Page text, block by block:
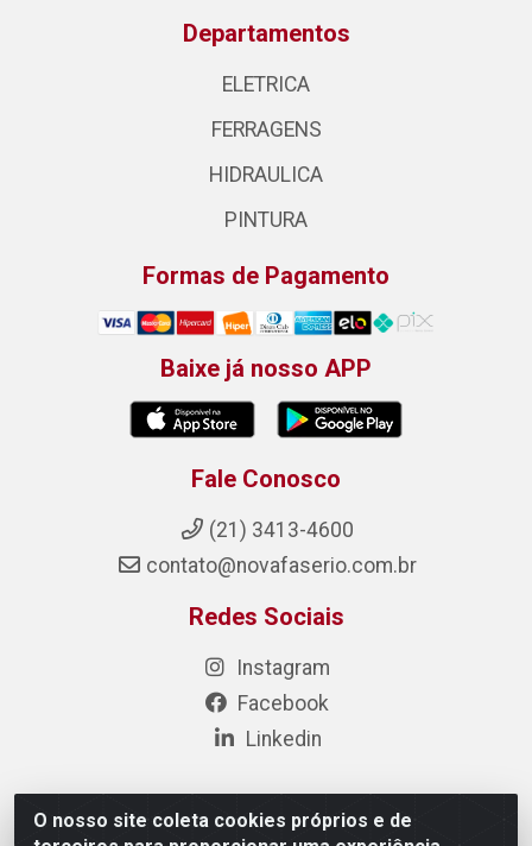
O nosso site coleta cookies próprios e de
Departamentos
ELETRICA
FERRAGENS
HIDRAULICA
PINTURA
Formas de Pagamento
Baixe já nosso APP
Fale Conosco
(21) 3413-4600
contato@novafaserio.com.br
Redes Sociais
Instagram
Facebook
Linkedin
Nova Fase Materiais Elétricos e Hidráulicos - Estr. de